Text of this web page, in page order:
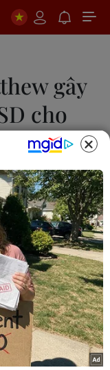
gây
cho
cơn bão mạnh
hồi đầu tháng